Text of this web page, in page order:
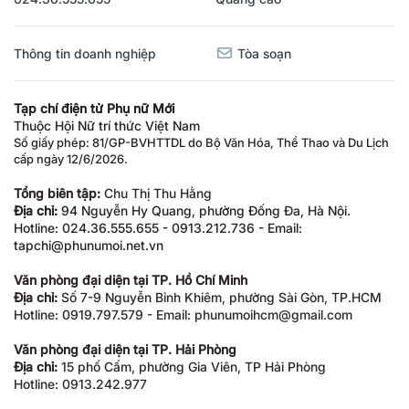
Thông tin doanh nghiệp Tòa soạn
Tạp chí điện tử Phụ nữ Mới
Thuộc Hội Nữ trí thức Việt Nam
Số giấy phép: 81/GP-BVHTTDL do Bộ Văn Hóa, Thể Thao và Du Lịch
cấp ngày 12/6/2026.
Tổng biên tập: Chu Thị Thu Hằng
Địa chỉ: 94 Nguyễn Hy Quang, phường Đống Đa, Hà Nội.
Hotline: 024.36.555.655 - 0913.212.736 - Email:
tapchi@phunumoi.net.vn
Văn phòng đại diện tại TP. Hồ Chí Minh
Địa chỉ: Số 7-9 Nguyễn Bỉnh Khiêm, phường Sài Gòn, TP.HCM
Hotline: 0919.797.579 - Email: phunumoihcm@gmail.com
Văn phòng đại diện tại TP. Hải Phòng
Địa chỉ: 15 phố Cấm, phường Gia Viên, TP Hải Phòng
Hotline: 0913.242.977